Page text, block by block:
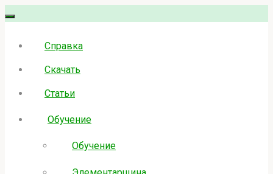
Skip
content
Справка
Скачать
Статьи
Обучение
Обучение